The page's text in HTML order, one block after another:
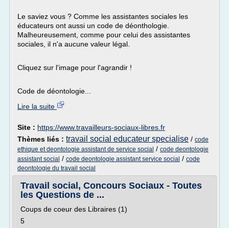
Le saviez vous ? Comme les assistantes sociales les
éducateurs ont aussi un code de déonthologie.
Malheureusement, comme pour celui des assistantes
sociales, il n'a aucune valeur légal.
Cliquez sur l'image pour l'agrandir !
Code de déontologie...
Lire la suite
Site : https://www.travailleurs-sociaux-libres.fr
Thèmes liés : travail social educateur specialise / code
ethique et deontologie assistant de service social / code deontologie
assistant social / code deontologie assistant service social / code
deontologie du travail social
Travail social, Concours Sociaux - Toutes
les Questions de ...
Coups de coeur des Libraires (1)
5